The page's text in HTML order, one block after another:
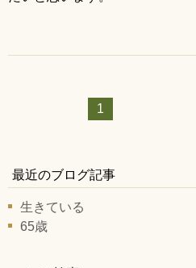
1
最近のブログ記事
生きている
65歳